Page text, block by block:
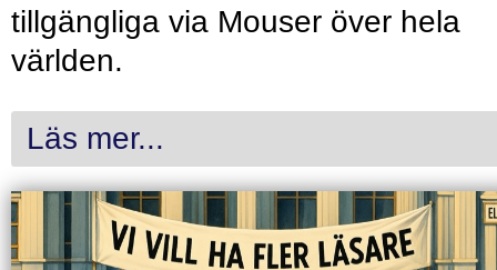
tillgängliga via Mouser över hela
världen.
Läs mer...